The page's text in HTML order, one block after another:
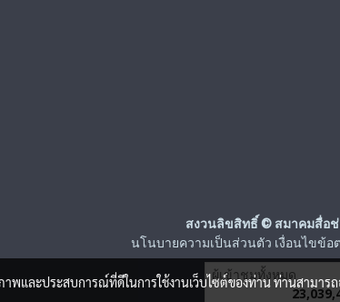
สงวนลิขสิทธิ์ © สมาคมสื่อช่
นโนบายความเป็นส่วนตัว เงื่อนไขข้อ
ผู้เข้าชมวันนี้
พและประสบการณ์ที่ดีในการใช้งานเว็บไซต์ของท่าน ท่านสามาร